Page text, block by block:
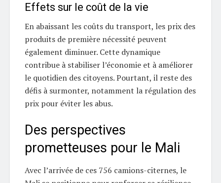
Effets sur le coût de la vie
En abaissant les coûts du transport, les prix des
produits de première nécessité peuvent
également diminuer. Cette dynamique
contribue à stabiliser l’économie et à améliorer
le quotidien des citoyens. Pourtant, il reste des
défis à surmonter, notamment la régulation des
prix pour éviter les abus.
Des perspectives
prometteuses pour le Mali
Avec l’arrivée de ces 756 camions-citernes, le